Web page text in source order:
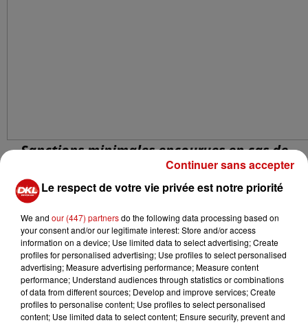
Sanctions minimales encourues en cas de
non-respect de la législation
sur les trotinnettes électriques en France et
en Allemagne (d'après Centre Européen de la
Consommation)
UNE ASSURANCE OBLIGATOIRE DANS LES DEUX
PAYS
En France, les EDP motorisés sont dès à présent
Le respect de votre vie privée est notre priorité
We and our (447) partnersdo the following data processing based on
your consent and/or our legitimate interest: Store and/or access
information on a device; Use limited data to select advertising; Create
profiles for personalised advertising; Use profiles to select personalised
advertising; Measure advertising performance; Measure content
performance; Understand audiences through statistics or combinations
of data from different sources; Develop and improve services; Create
profiles to personalise content; Use profiles to select personalised
content; Use limited data to select content; Ensure security, prevent and
Continuer sans accepter